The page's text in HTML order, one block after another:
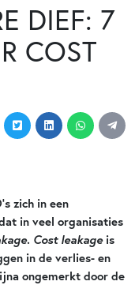
DIEF: 7
COST
zich in een
in veel organisaties
. Cost leakageis
in de verlies- en
ongemerkt door de